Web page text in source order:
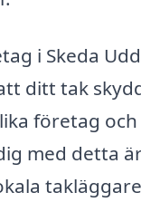
i Skeda
ditt tak
företag
med detta